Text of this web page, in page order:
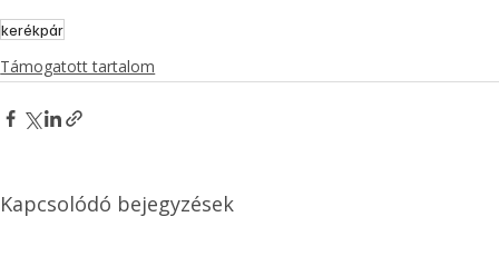
kerékpár
Támogatott tartalom
Kapcsolódó bejegyzések